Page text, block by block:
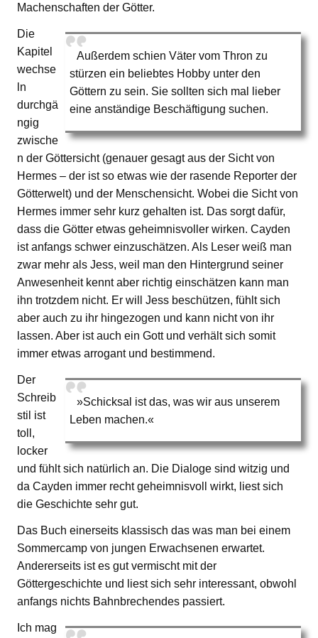
Machenschaften der Götter.
Außerdem schien Väter vom Thron zu
stürzen ein beliebtes Hobby unter den
Göttern zu sein. Sie sollten sich mal lieber
eine anständige Beschäftigung suchen.
Die
Kapitel
wechse
ln
durchgä
ngig
zwische
n der Göttersicht (genauer gesagt aus der Sicht von
Hermes – der ist so etwas wie der rasende Reporter der
Götterwelt) und der Menschensicht. Wobei die Sicht von
Hermes immer sehr kurz gehalten ist. Das sorgt dafür,
dass die Götter etwas geheimnisvoller wirken. Cayden
ist anfangs schwer einzuschätzen. Als Leser weiß man
zwar mehr als Jess, weil man den Hintergrund seiner
Anwesenheit kennt aber richtig einschätzen kann man
ihn trotzdem nicht. Er will Jess beschützen, fühlt sich
aber auch zu ihr hingezogen und kann nicht von ihr
lassen. Aber ist auch ein Gott und verhält sich somit
immer etwas arrogant und bestimmend.
»Schicksal ist das, was wir aus unserem
Leben machen.«
Der
Schreib
stil ist
toll,
locker
und fühlt sich natürlich an. Die Dialoge sind witzig und
da Cayden immer recht geheimnisvoll wirkt, liest sich
die Geschichte sehr gut.
Das Buch einerseits klassisch das was man bei einem
Sommercamp von jungen Erwachsenen erwartet.
Andererseits ist es gut vermischt mit der
Göttergeschichte und liest sich sehr interessant, obwohl
anfangs nichts Bahnbrechendes passiert.
Ich mag